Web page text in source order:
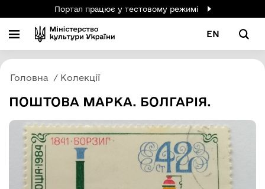
Портал працює у тестовому режимі
EN
Головна Колекції
ПОШТОВА МАРКА. БОЛГАРІЯ.